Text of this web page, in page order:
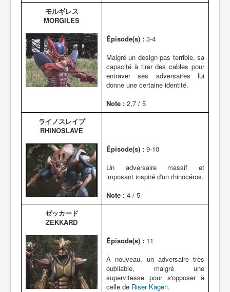
モルギレス
MORGILES
Épisode(s) : 3-4
Malgré un design pas terrible, sa
capacité à tirer des cables pour
entraver ses adversaires lui
donne une certaine identité.
Note : 2,7 / 5
ライノスレイブ
RHINOSLAVE
Épisode(s) : 9-10
Un adversaire massif et
imposant inspiré d'un rhinocéros.
Note : 4 / 5
ゼッカード
ZEKKARD
Épisode(s) : 11
À nouveau, un adversaire très
oubliable, malgré une
supervitesse pour s'opposer à
celle de Riser Kageri.